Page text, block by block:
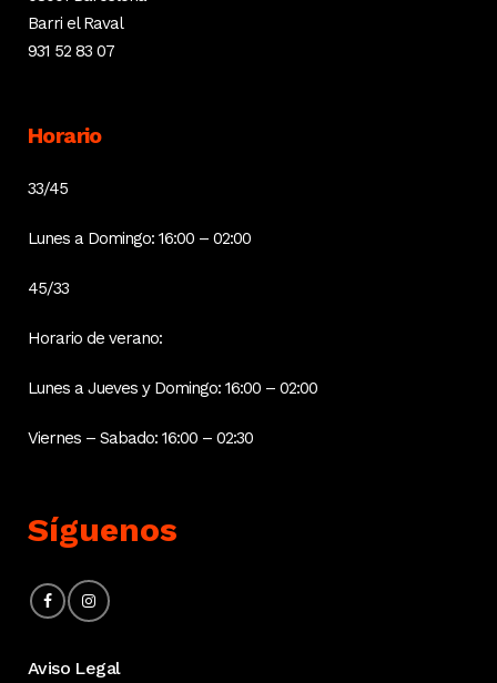
Barri el Raval
931 52 83 07
Horario
33/45
Lunes a Domingo: 16:00 – 02:00
45/33
Horario de verano:
Lunes a Jueves y Domingo: 16:00 – 02:00
Viernes – Sabado: 16:00 – 02:30
Síguenos
Aviso Legal